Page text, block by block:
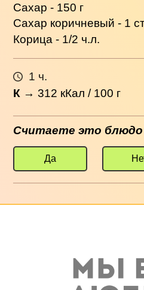
Сахар - 150 г
Сахар коричневый - 1
Корица - 1/2 ч.л.
1 ч.
К →312 кКал / 100 г
Считаете это
Да